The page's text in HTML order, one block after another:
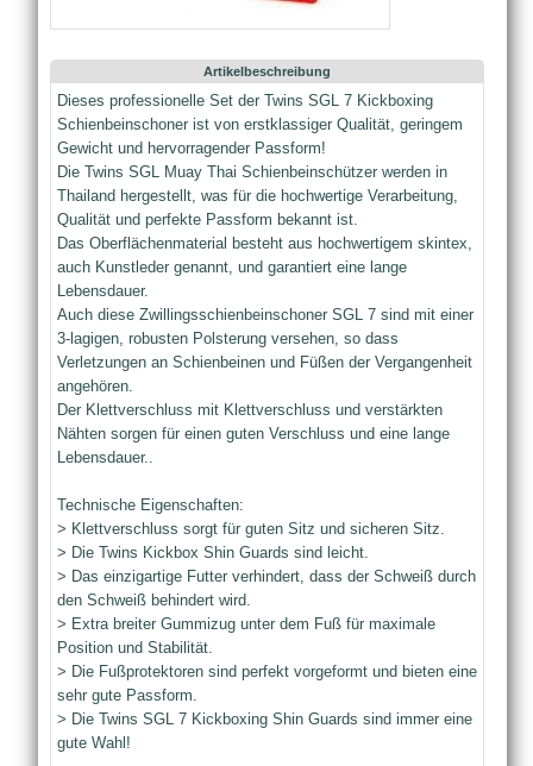
Artikelbeschreibung
Dieses professionelle Set der Twins SGL 7 Kickboxing
Schienbeinschoner ist von erstklassiger Qualität, geringem
Gewicht und hervorragender Passform!
Die Twins SGL Muay Thai Schienbeinschützer werden in
Thailand hergestellt, was für die hochwertige Verarbeitung,
Qualität und perfekte Passform bekannt ist.
Das Oberflächenmaterial besteht aus hochwertigem skintex,
auch Kunstleder genannt, und garantiert eine lange
Lebensdauer.
Auch diese Zwillingsschienbeinschoner SGL 7 sind mit einer
3-lagigen, robusten Polsterung versehen, so dass
Verletzungen an Schienbeinen und Füßen der Vergangenheit
angehören.
Der Klettverschluss mit Klettverschluss und verstärkten
Nähten sorgen für einen guten Verschluss und eine lange
Lebensdauer..
Technische Eigenschaften:
> Klettverschluss sorgt für guten Sitz und sicheren Sitz.
> Die Twins Kickbox Shin Guards sind leicht.
> Das einzigartige Futter verhindert, dass der Schweiß durch
den Schweiß behindert wird.
> Extra breiter Gummizug unter dem Fuß für maximale
Position und Stabilität.
> Die Fußprotektoren sind perfekt vorgeformt und bieten eine
sehr gute Passform.
> Die Twins SGL 7 Kickboxing Shin Guards sind immer eine
gute Wahl!